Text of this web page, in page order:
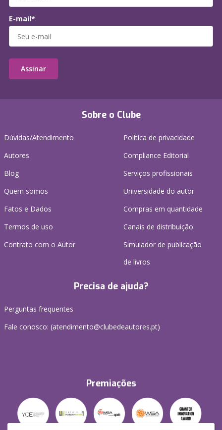
Sobre o Clube
Dúvidas/Atendimento
Autores
Blog
Quem somos
Fatos e Dados
Termos de uso
Contrato com o Autor
Política de privacidade
Compliance Editorial
Serviços profissionais
Universidade do autor
Compras em quantidade
Canais de distribuição
Simulador de publicação
de livros
Precisa de ajuda?
Perguntas frequentes
Fale conosco: (atendimento@clubedeautores.pt)
Premiações
E-mail*
Assinar